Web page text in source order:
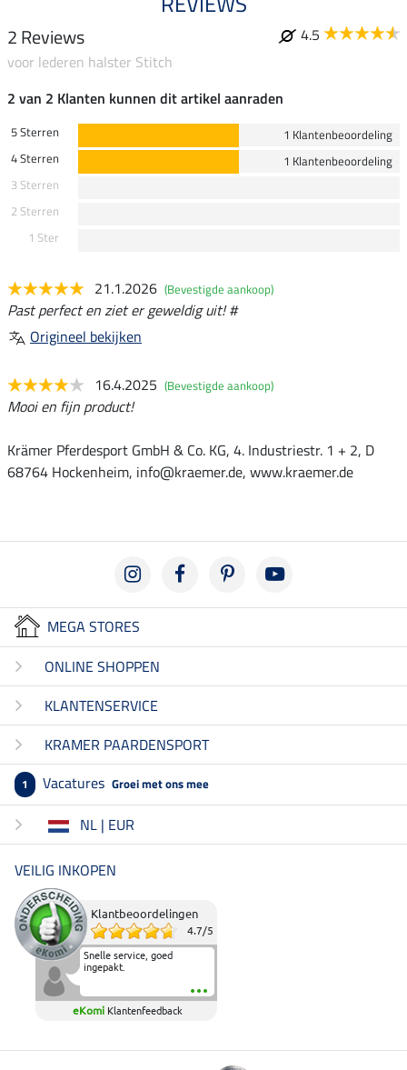
2 Reviews
4.5
voor lederen halster Stitch
2 van 2 Klanten kunnen dit artikel aanraden
5 Sterren
1 Klantenbeoordeling
4 Sterren
1 Klantenbeoordeling
3 Sterren
2 Sterren
1 Ster
21.1.2026 (Bevestigde aankoop)
Past perfect en ziet er geweldig uit! #
Origineel bekijken
16.4.2025 (Bevestigde aankoop)
Mooi en fijn product!
Krämer Pferdesport GmbH & Co. KG, 4. Industriestr. 1 + 2, D
68764 Hockenheim, info@kraemer.de, www.kraemer.de
MEGA STORES
ONLINE SHOPPEN
KLANTENSERVICE
KRAMER PAARDENSPORT
1 Vacatures Groei met ons mee
NL | EUR
VEILIG INKOPEN
Klantbeoordelingen
4.7/5
Snelle service, goed
ingepakt.
eKomi Klantenfeedback